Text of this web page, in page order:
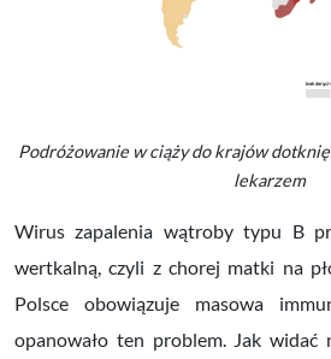
Podróżowanie w ciąży do krajów
lekarzem
Wirus zapalenia wątroby typu B
wertkalną, czyli z chorej matki na
Polsce obowiązuje masowa
opanowało ten problem. Jak widać